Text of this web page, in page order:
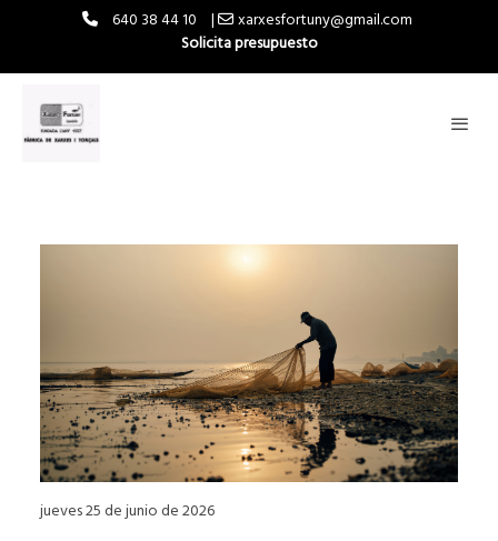
640 38 44 10 |
xarxesfortuny@gmail.com
Solicita presupuesto
jueves 25 de junio de 2026